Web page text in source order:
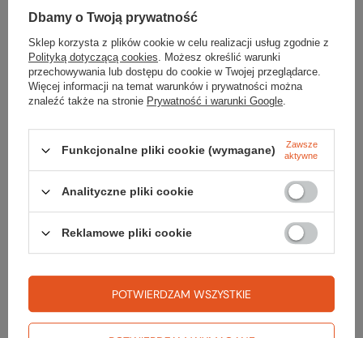
Sprawdź
czy masz wszystko
TWOJA LISTA SPRZĘTOWA
Dbamy o Twoją prywatność
Sklep korzysta z plików cookie w celu realizacji usług zgodnie z
Polityką dotyczącą cookies. Możesz określić warunki
przechowywania lub dostępu do cookie w Twojej przeglądarce.
Więcej informacji na temat warunków i prywatności można
znaleźć także na stronie Prywatność i warunki Google.
Funkcjonalne pliki cookie (wymagane)
Zawsze
aktywne
Analityczne pliki cookie
Reklamowe pliki cookie
POTWIERDZAM WSZYSTKIE